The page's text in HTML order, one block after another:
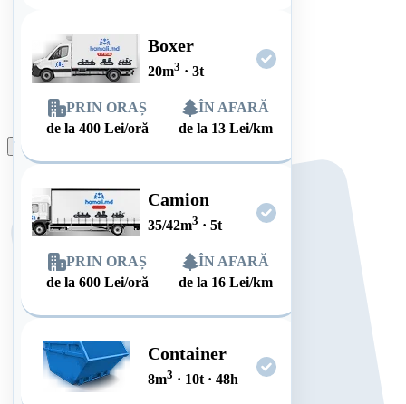
Boxer
20m3 · 3t
PRIN ORAȘ
de la400 Lei/oră
ÎN AFARĂ
de la 13 Lei/km
Camion
35/42m3 · 5t
PRIN ORAȘ
de la600 Lei/oră
ÎN AFARĂ
de la 16 Lei/km
Container
8m3 · 10t · 48h
Plasează comanda